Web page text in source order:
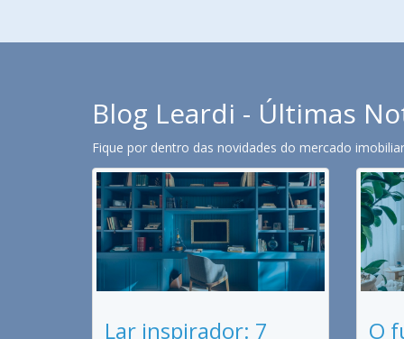
Blog Leardi - Últimas
Fique por dentro das novidades do mercado
Lar inspirador: 7 O